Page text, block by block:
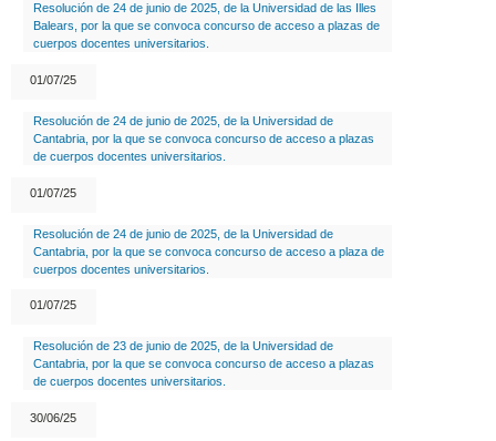
Resolución de 24 de junio de 2025, de la Universidad de las Illes
Balears, por la que se convoca concurso de acceso a plazas de
cuerpos docentes universitarios.
01/07/25
Resolución de 24 de junio de 2025, de la Universidad de
Cantabria, por la que se convoca concurso de acceso a plazas
de cuerpos docentes universitarios.
01/07/25
Resolución de 24 de junio de 2025, de la Universidad de
Cantabria, por la que se convoca concurso de acceso a plaza de
cuerpos docentes universitarios.
01/07/25
Resolución de 23 de junio de 2025, de la Universidad de
Cantabria, por la que se convoca concurso de acceso a plazas
de cuerpos docentes universitarios.
30/06/25